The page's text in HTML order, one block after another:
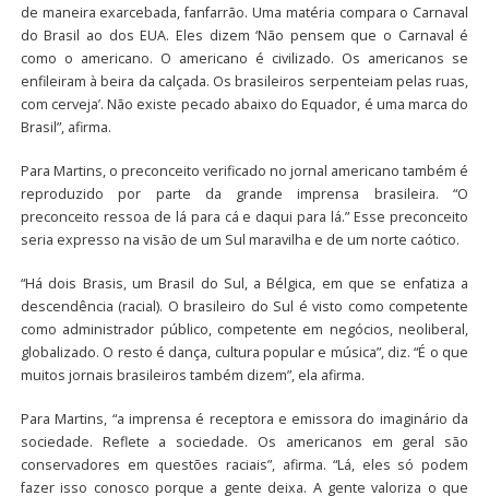
de maneira exarcebada, fanfarrão. Uma matéria compara o Carnaval
do Brasil ao dos EUA. Eles dizem ‘Não pensem que o Carnaval é
como o americano. O americano é civilizado. Os americanos se
enfileiram à beira da calçada. Os brasileiros serpenteiam pelas ruas,
com cerveja’. Não existe pecado abaixo do Equador, é uma marca do
Brasil”, afirma.
Para Martins, o preconceito verificado no jornal americano também é
reproduzido por parte da grande imprensa brasileira. “O
preconceito ressoa de lá para cá e daqui para lá.” Esse preconceito
seria expresso na visão de um Sul maravilha e de um norte caótico.
“Há dois Brasis, um Brasil do Sul, a Bélgica, em que se enfatiza a
descendência (racial). O brasileiro do Sul é visto como competente
como administrador público, competente em negócios, neoliberal,
globalizado. O resto é dança, cultura popular e música”, diz. “É o que
muitos jornais brasileiros também dizem”, ela afirma.
Para Martins, “a imprensa é receptora e emissora do imaginário da
sociedade. Reflete a sociedade. Os americanos em geral são
conservadores em questões raciais”, afirma. “Lá, eles só podem
fazer isso conosco porque a gente deixa. A gente valoriza o que